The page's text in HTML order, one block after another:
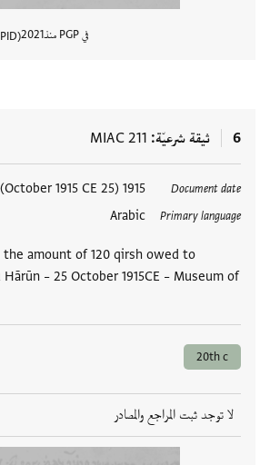
في PGP منذ 2021
6 ثيقة شرعيّة MIAC 211
Document date
1915 (25 October 1915 CE)
Primary language
Arabic
amount of 120 qirsh owed to
– 25 October 1915CE – Museum of
العلامات
20th c
لا توجد ثبت المراجع والمصادر